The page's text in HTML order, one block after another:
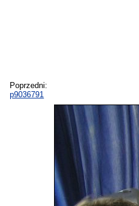
Poprzedni:
p9036791